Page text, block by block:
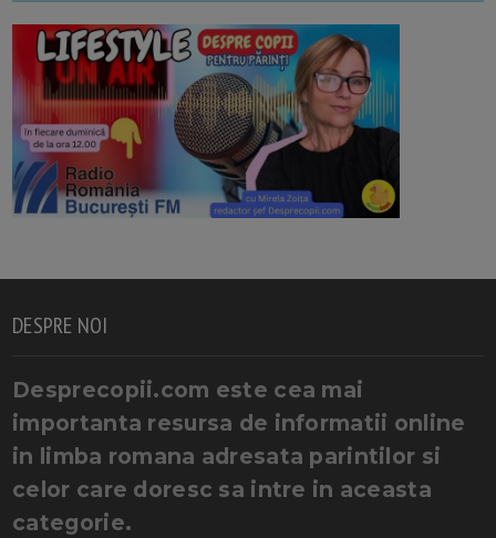
DESPRE NOI
Desprecopii.com este cea mai
importanta resursa de informatii online
in limba romana adresata parintilor si
celor care doresc sa intre in aceasta
categorie.